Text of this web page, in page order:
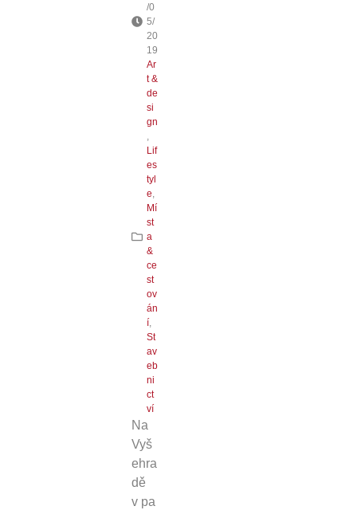
/0
5/
20
19
Ar
t &
de
si
gn
,
Lif
es
tyl
e,
Mí
st
a
&
ce
st
ov
án
í,
St
av
eb
ni
ct
ví
Na
Vyš
ehra
dě
v pa